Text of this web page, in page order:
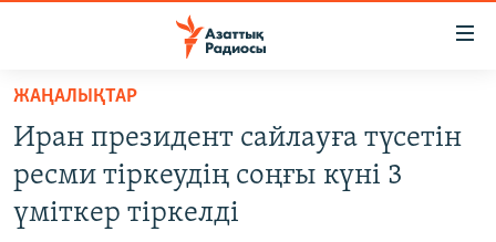
Skip
main
content
Skip
САЯСАТ
AZATTYQTV
ЖАҢАЛЫҚТАР
Иран президент сайлауға түсетін
ресми тіркеудің соңғы күні 3
үміткер тіркелді